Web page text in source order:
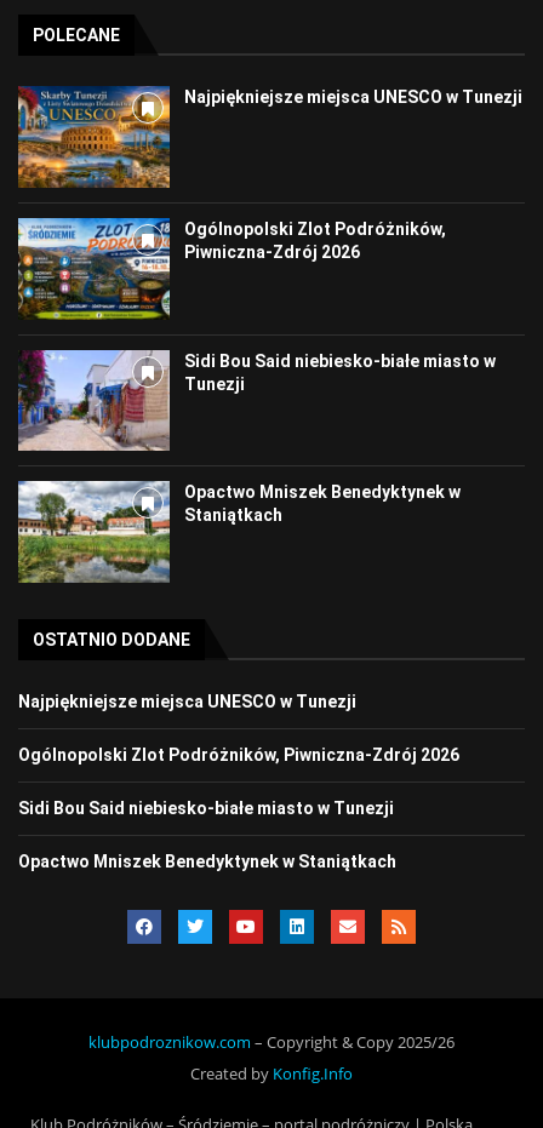
POLECANE
Najpiękniejsze miejsca UNESCO w Tunezji
Ogólnopolski Zlot Podróżników,
Piwniczna-Zdrój 2026
Sidi Bou Said niebiesko-białe miasto w
Tunezji
Opactwo Mniszek Benedyktynek w
Staniątkach
OSTATNIO DODANE
Najpiękniejsze miejsca UNESCO w Tunezji
Ogólnopolski Zlot Podróżników, Piwniczna-Zdrój 2026
Sidi Bou Said niebiesko-białe miasto w Tunezji
Opactwo Mniszek Benedyktynek w Staniątkach
klubpodroznikow.com – Copyright & Copy 2025/26
Created by Konfig.Info